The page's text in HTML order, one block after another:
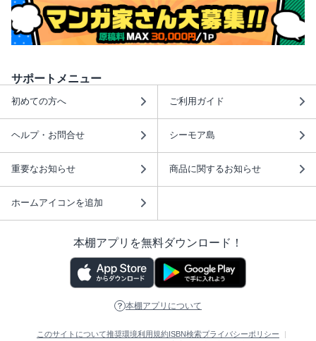
サポートメニュー
初めての方へ ご利用ガイド
ヘルプ・お問合せ シーモア島
重要なお知らせ 商品に関するお知らせ
ホームアイコンを追加
本棚アプリを無料ダウンロード！
本棚アプリについて
このサイトについて推奨環境利用規約ISBN検索プライバシーポリシー